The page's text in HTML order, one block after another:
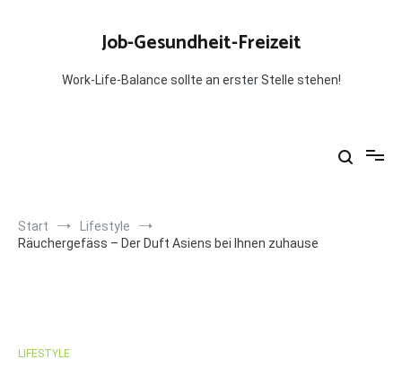
Job-Gesundheit-Freizeit
Work-Life-Balance sollte an erster Stelle stehen!
Start
Lifestyle
Räuchergefäss – Der Duft Asiens bei Ihnen zuhause
LIFESTYLE